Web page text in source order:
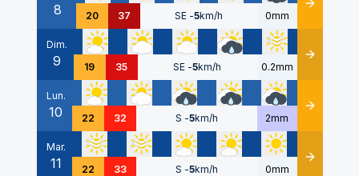
8 20 37 SE -5km/h 0mm Détails
Dim.
9 19 35 SE -5km/h 0.2mm Détails
Lun.
10 22 32 S -5km/h 2mm Détails
Mar.
11 22 33 S -5km/h 0mm Détails